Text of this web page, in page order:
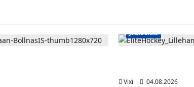
Jääkiekko
Vixi
04.08.2026